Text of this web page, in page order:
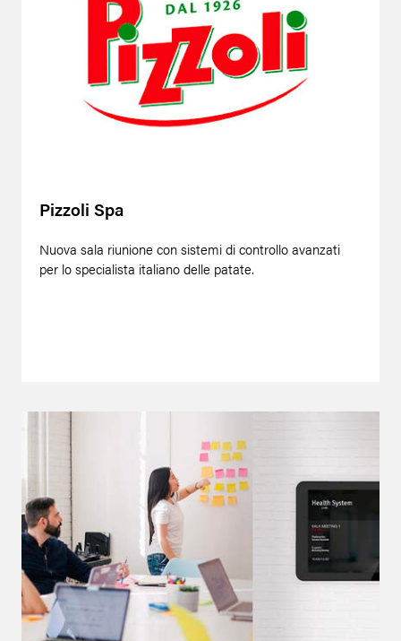
Pizzoli Spa
Nuova sala riunione con sistemi di controllo avanzati
per lo specialista italiano delle patate.